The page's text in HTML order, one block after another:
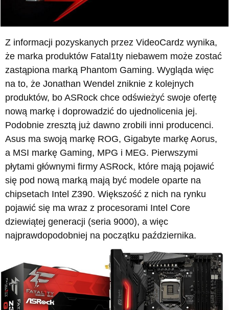
Z informacji pozyskanych przez VideoCardz wynika,
że marka produktów Fatal1ty niebawem może zostać
zastąpiona marką Phantom Gaming. Wygląda więc
na to, że Jonathan Wendel zniknie z kolejnych
produktów, bo ASRock chce odświeżyć swoje ofertę
nową markę i doprowadzić do ujednolicenia jej.
Podobnie zresztą już dawno zrobili inni producenci.
Asus ma swoją markę ROG, Gigabyte markę Aorus,
a MSI markę Gaming, MPG i MEG. Pierwszymi
płytami głównymi firmy ASRock, które mają pojawić
się pod nową marką mają być modele oparte na
chipsetach Intel Z390. Większość z nich na rynku
pojawić się ma wraz z procesorami Intel Core
dziewiątej generacji (seria 9000), a więc
najprawdopodobniej na początku października.